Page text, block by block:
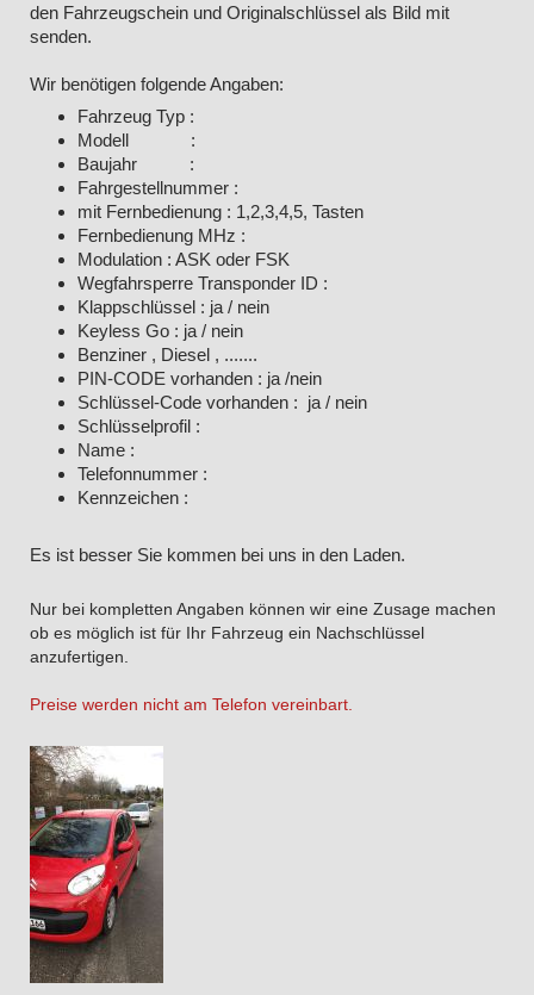
den Fahrzeugschein und Originalschlüssel als Bild mit
senden.
Wir benötigen folgende Angaben:
Fahrzeug Typ :
Modell :
Baujahr :
Fahrgestellnummer :
mit Fernbedienung : 1,2,3,4,5, Tasten
Fernbedienung MHz :
Modulation : ASK oder FSK
Wegfahrsperre Transponder ID :
Klappschlüssel : ja / nein
Keyless Go : ja / nein
Benziner , Diesel , .......
PIN-CODE vorhanden : ja /nein
Schlüssel-Code vorhanden : ja / nein
Schlüsselprofil :
Name :
Telefonnummer :
Kennzeichen :
Es ist besser Sie kommen bei uns in den Laden.
Nur bei kompletten Angaben können wir eine Zusage machen
ob es möglich ist für Ihr Fahrzeug ein Nachschlüssel
anzufertigen.
Preise werden nicht am Telefon vereinbart.